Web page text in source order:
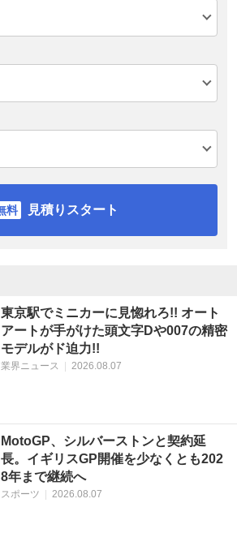
見積りスタート
東京駅でミニカーに見惚れろ!! オート
アートが手がけた頭文字Dや007の精密
モデルがド迫力!!
業界ニュース 2026.08.07
MotoGP、シルバーストンと契約延
長。イギリスGP開催を少なくとも202
8年まで継続へ
スポーツ 2026.08.07